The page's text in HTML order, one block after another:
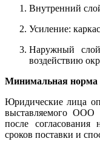
Внутренний
Усиление:
Наружный
воздействию
Минимальная норма
Юридические лица
выставляемого ООО
после согласования
сроков поставки и